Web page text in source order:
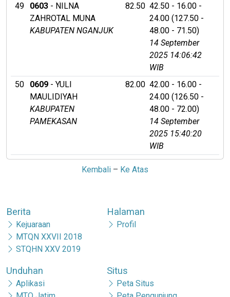
49
0603 - NILNA
ZAHROTAL MUNA
KABUPATEN NGANJUK
82.50 42.50 - 16.00 -
24.00 (127.50 -
48.00 - 71.50)
14 September
2025 14:06:42
WIB
50
0609 - YULI
MAULIDIYAH
KABUPATEN
PAMEKASAN
82.00 42.00 - 16.00 -
24.00 (126.50 -
48.00 - 72.00)
14 September
2025 15:40:20
WIB
Kembali – Ke Atas
Berita
Kejuaraan
MTQN XXVII 2018
STQHN XXV 2019
Halaman
Profil
Unduhan
Aplikasi
Situs
Peta Situs